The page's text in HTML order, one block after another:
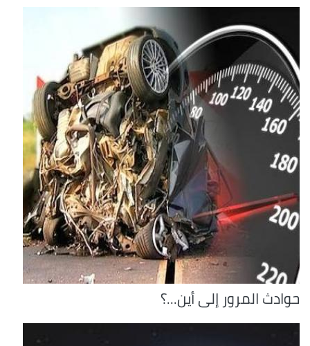
حوادث المرور إلى أين...؟